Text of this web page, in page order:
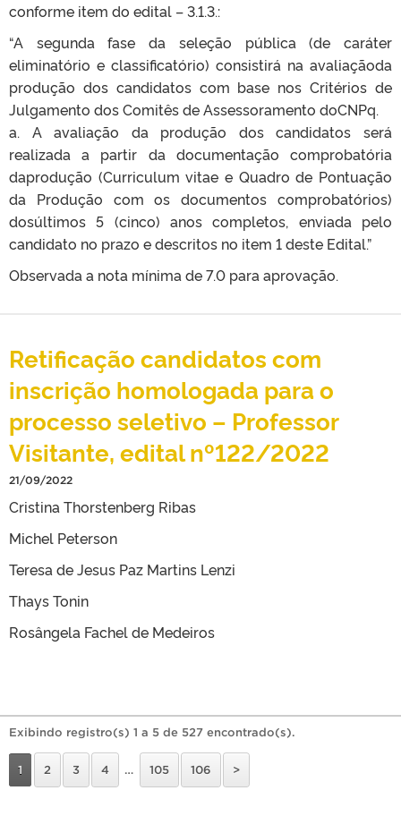
conforme item do edital – 3.1.3.:
“A segunda fase da seleção pública (de caráter
eliminatório e classificatório) consistirá na avaliaçãoda
produção dos candidatos com base nos Critérios de
Julgamento dos Comitês de Assessoramento doCNPq.
a. A avaliação da produção dos candidatos será
realizada a partir da documentação comprobatória
daprodução (Curriculum vitae e Quadro de Pontuação
da Produção com os documentos comprobatórios)
dosúltimos 5 (cinco) anos completos, enviada pelo
candidato no prazo e descritos no item 1 deste Edital.”
Observada a nota mínima de 7.0 para aprovação.
Retificação candidatos com
inscrição homologada para o
processo seletivo – Professor
Visitante, edital nº122/2022
21/09/2022
Cristina Thorstenberg Ribas
Michel Peterson
Teresa de Jesus Paz Martins Lenzi
Thays Tonin
Rosângela Fachel de Medeiros
Exibindo registro(s) 1 a 5 de 527 encontrado(s).
1 2 3 4 … 105 106 >